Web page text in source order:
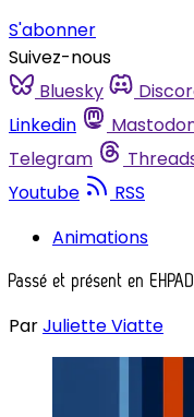
S'abonner
Suivez-nous
Bluesky
Linkedin
Telegram
Youtube
RSS
Animations
Passé et présent en
ParJuliette Viatte